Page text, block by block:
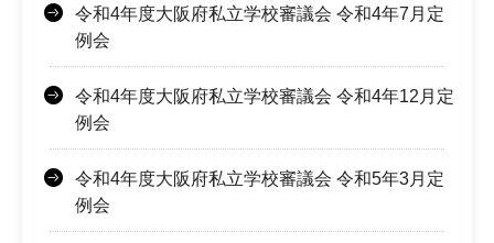
令和4年度大阪府私立学校審議会 令和4年7月定
例会
令和4年度大阪府私立学校審議会 令和4年12月定
例会
令和4年度大阪府私立学校審議会 令和5年3月定
例会